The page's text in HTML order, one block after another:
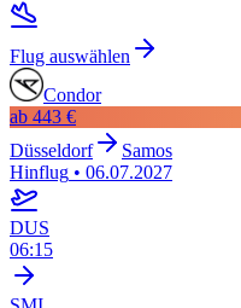
Flug auswählen
Condor
ab 443 €
Düsseldorf
Samos
Hinflug • 06.07.2027
DUS
06:15